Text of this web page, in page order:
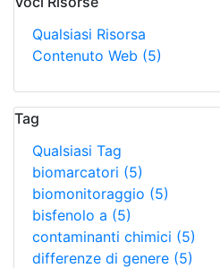
Qualsiasi Risorsa
Contenuto Web (5)
Tag
Qualsiasi Tag
biomarcatori (5)
biomonitoraggio (5)
bisfenolo a (5)
contaminanti chimici (5)
differenze di genere (5)